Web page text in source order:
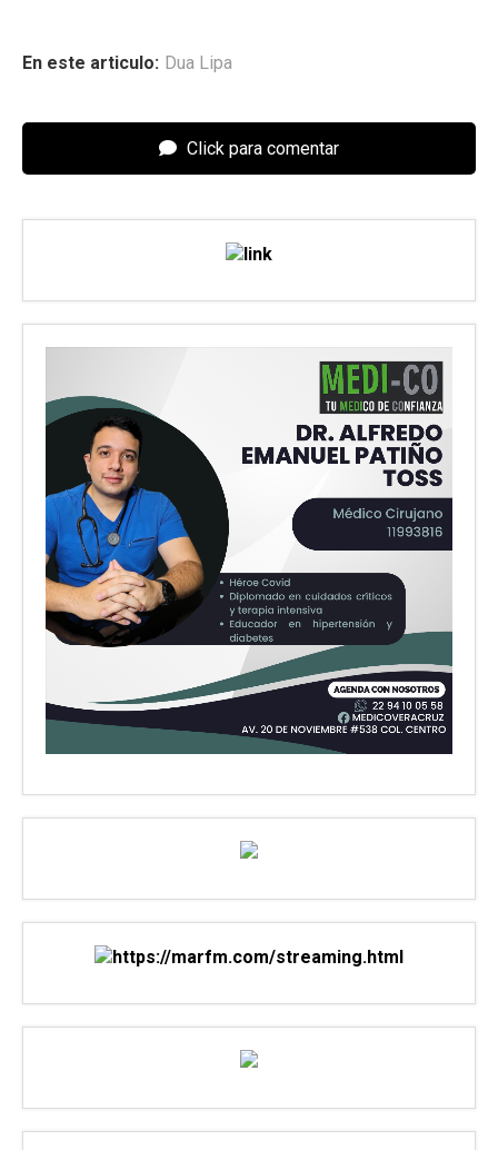
En este articulo: Dua Lipa
Click para comentar